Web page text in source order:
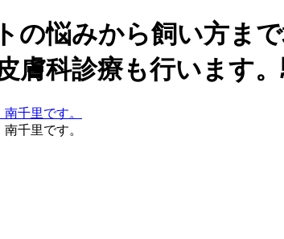
の悩みから飼い方ま
科診療も行います。